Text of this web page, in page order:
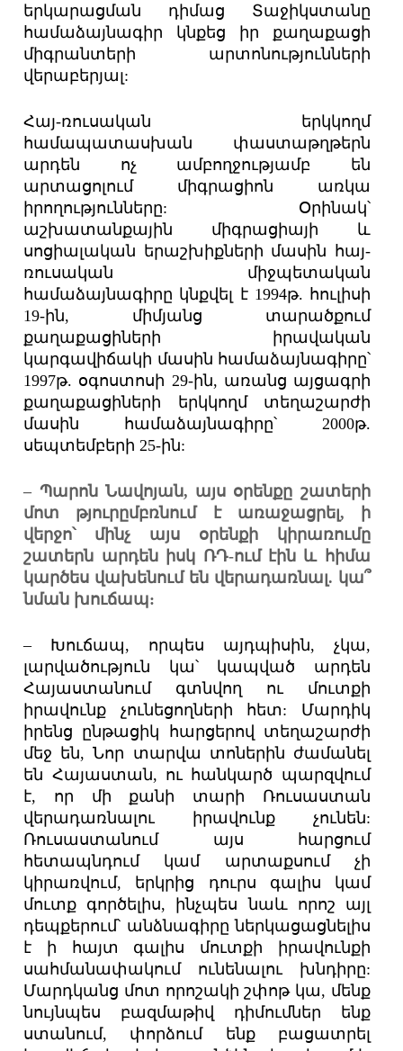
երկարացման դիմաց Տաջիկստանը
համաձայնագիր կնքեց իր քաղաքացի
միգրանտերի արտոնությունների
վերաբերյալ:
Հայ-ռուսական երկկողմ
համապատասխան փաստաթղթերն
արդեն ոչ ամբողջությամբ են
արտացոլում միգրացիոն առկա
իրողությունները: Օրինակ՝
աշխատանքային միգրացիայի և
սոցիալական երաշխիքների մասին հայ-
ռուսական միջպետական
համաձայնագիրը կնքվել է 1994թ. հուլիսի
19-ին, միմյանց տարածքում
քաղաքացիների իրավական
կարգավիճակի մասին համաձայնագիրը՝
1997թ. օգոստոսի 29-ին, առանց այցագրի
քաղաքացիների երկկողմ տեղաշարժի
մասին համաձայնագիրը՝ 2000թ.
սեպտեմբերի 25-ին:
– Պարոն Նավոյան, այս օրենքը շատերի
մոտ թյուրըմբռնում է առաջացրել, ի
վերջո՝ մինչ այս օրենքի կիրառումը
շատերն արդեն իսկ ՌԴ-ում էին և հիմա
կարծես վախենում են վերադառնալ. կա՞
նման խուճապ:
– Խուճապ, որպես այդպիսին, չկա,
լարվածություն կա՝ կապված արդեն
Հայաստանում գտնվող ու մուտքի
իրավունք չունեցողների հետ: Մարդիկ
իրենց ընթացիկ հարցերով տեղաշարժի
մեջ են, Նոր տարվա տոներին ժամանել
են Հայաստան, ու հանկարծ պարզվում
է, որ մի քանի տարի Ռուսաստան
վերադառնալու իրավունք չունեն:
Ռուսաստանում այս հարցում
հետապնդում կամ արտաքսում չի
կիրառվում, երկրից դուրս գալիս կամ
մուտք գործելիս, ինչպես նաև որոշ այլ
դեպքերում՝ անձնագիրը ներկացացնելիս
է ի հայտ գալիս մուտքի իրավունքի
սահմանափակում ունենալու խնդիրը:
Մարդկանց մոտ որոշակի շփոթ կա, մենք
նույնպես բազմաթիվ դիմումներ ենք
ստանում, փորձում ենք բացատրել